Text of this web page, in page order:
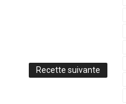
Recette suivante